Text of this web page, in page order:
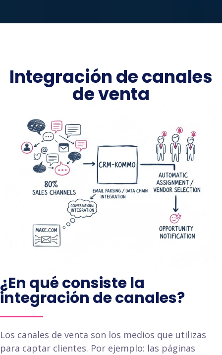
Integración de canales
de venta
¿En qué consiste la
integración de canales?
Los canales de venta son los medios que utilizas
para captar clientes. Por ejemplo: las páginas